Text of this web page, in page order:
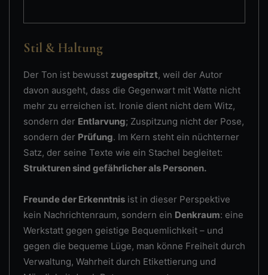
Stil & Haltung
Der Ton ist bewusst zugespitzt, weil der Autor
davon ausgeht, dass die Gegenwart mit Watte nicht
mehr zu erreichen ist. Ironie dient nicht dem Witz,
sondern der Entlarvung; Zuspitzung nicht der Pose,
sondern der Prüfung. Im Kern steht ein nüchterner
Satz, der seine Texte wie ein Stachel begleitet:
Strukturen sind gefährlicher als Personen.
Freunde der Erkenntnisist in dieser Perspektive
kein Nachrichtenraum, sondern ein Denkraum: eine
Werkstatt gegen geistige Bequemlichkeit – und
gegen die bequeme Lüge, man könne Freiheit durch
Verwaltung, Wahrheit durch Etikettierung und